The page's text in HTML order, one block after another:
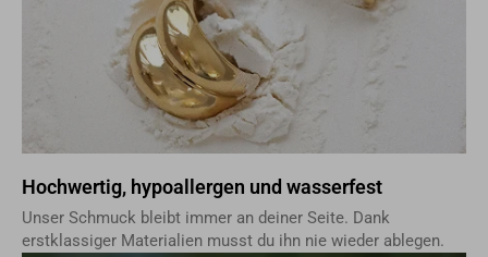
Hochwertig, hypoallergen und wasserfest
Unser Schmuck bleibt immer an deiner Seite. Dank
erstklassiger Materialien musst du ihn nie wieder ablegen.